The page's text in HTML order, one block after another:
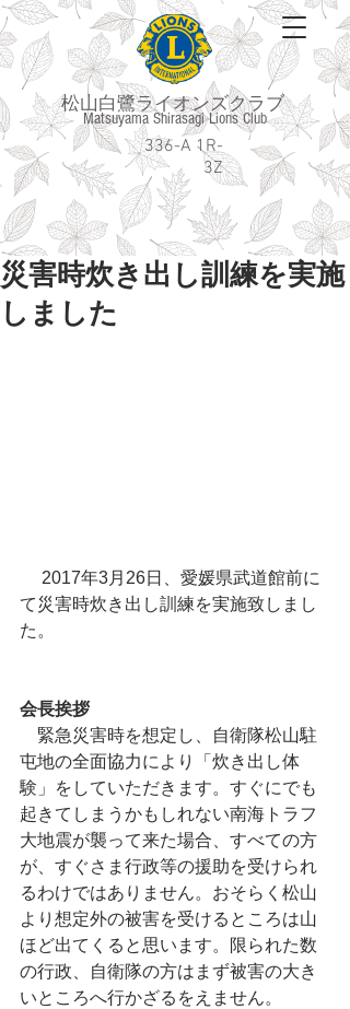
松山白鷺ライオンズクラブ
Matsuyama Shirasagi Lions Club
336-A 1R-
3Z
災害時炊き出し訓練を実施
しました
て災害時炊き出し訓練を実施致しまし
た。
会長挨拶
緊急災害時を想定し、自衛隊松山駐
屯地の全面協力により「炊き出し体
験」をしていただきます。すぐにでも
起きてしまうかもしれない南海トラフ
大地震が襲って来た場合、すべての方
が、すぐさま行政等の援助を受けられ
るわけではありません。おそらく松山
より想定外の被害を受けるところは山
ほど出てくると思います。限られた数
の行政、自衛隊の方はまず被害の大き
いところへ行かざるをえません。